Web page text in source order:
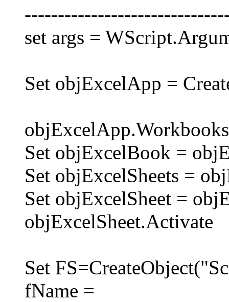
set args =
Set objExcelApp =
Set objExcelBook =
Set objExcelSheets =
Set objExcelSheet =
objExcelSheet.Activate
Set
fName =